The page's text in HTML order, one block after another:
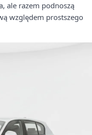
ale razem podnoszą
względem prostszego